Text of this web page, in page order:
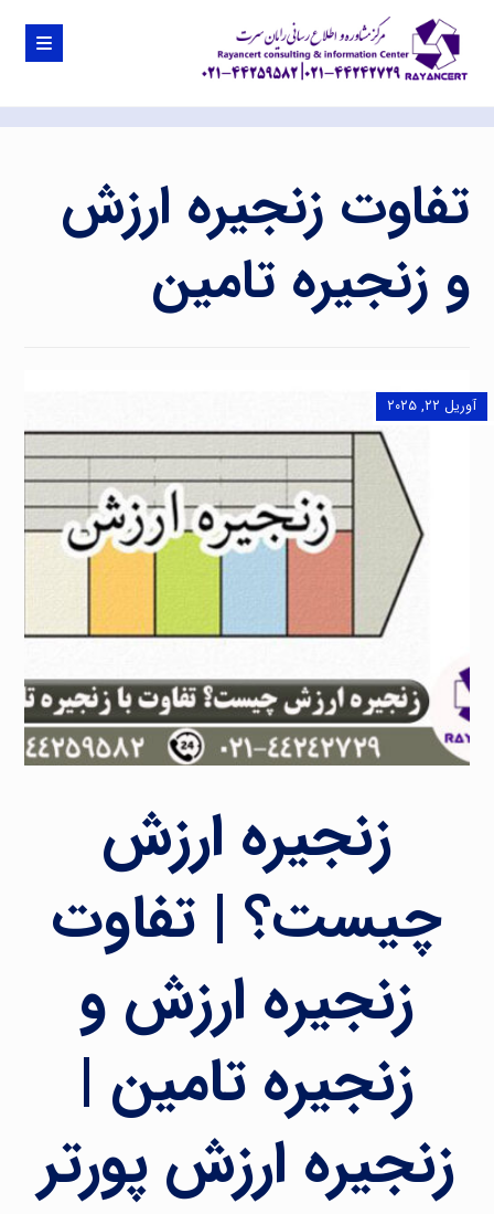
تفاوت زنجیره ارزش
و زنجیره تامین
زنجیره ارزش
چیست؟ | تفاوت
زنجیره ارزش و
زنجیره تامین |
زنجیره ارزش پورتر
آوریل ۲۲, ۲۰۲۵